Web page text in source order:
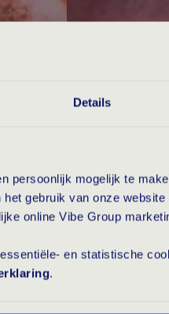
Details
persoonlijk mogelijk te
gebruik van onze
online Vibe Group
en statistische
.